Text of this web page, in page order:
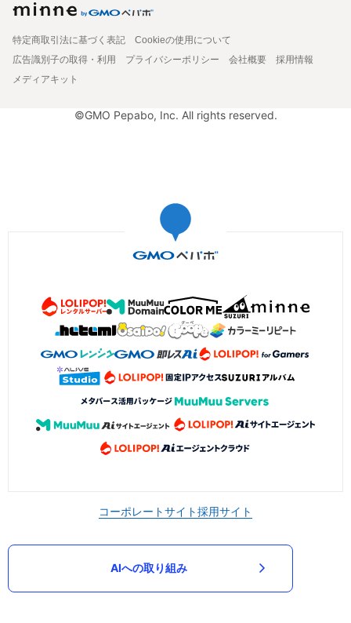
特定商取引法に基づく表記
Cookieの使用について
広告識別子の取得・利用
プライバシーポリシー 会社概要
採用情報
メディアキット
©GMO Pepabo, Inc. All rights reserved.
コーポレートサイト採用サイト
AIへの取り組み